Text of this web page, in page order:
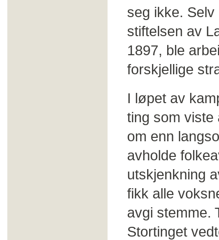
seg ikke.
stiftelsen av
1897, ble
forskjellige
I løpet av
ting som viste
om enn
avholde
utskjenkning
fikk alle
avgi stemme.
Stortinget